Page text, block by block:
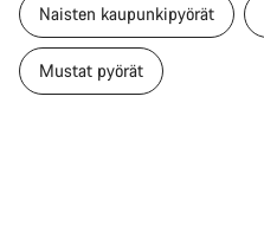
Naisten kaupunkipyörät
Mustat pyörät